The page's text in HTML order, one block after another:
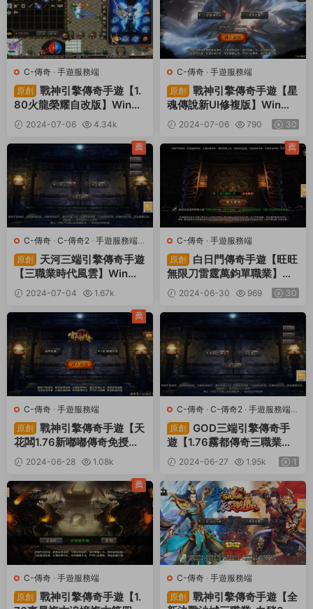
C-傳奇 · 手遊服務端
原創
戰神引擎傳奇手遊【1.
80火龍榮耀自改版】Win一
鍵服務端+安卓蘋果雙端+G
M授權物品後台+視頻架設教
程
2024-07-06
4.34k
C-傳奇 · 手遊服務端
原創
戰神引擎傳奇手遊【星
魂傳說新UI修複版】Win一
鍵服務端+安卓蘋果雙端+G
M授權後台+視頻架設教程
2024-07-06 790 30
C-傳奇 · C-傳奇2 · 手遊服務端·
端遊服務端
原創
天河三端引擎傳奇手遊
【三職業時代風雲】Win一
鍵服務端+安卓蘋果PC三端
+視頻架設教程
2024-07-04
1.67k
薦
C-傳奇 · 手遊服務端
原創
白日門傳奇手遊【旺旺
無限刀雷霆萬鈞單職業】Wi
n一鍵服務端+安卓+多區跨
服+運營後台+源碼+視頻架
設教程
2024-06-30 969 30
薦
C-傳奇 · 手遊服務端
原創
戰神引擎傳奇手遊【天
花闆1.76新嘟嘟傳奇免授權
版】Win一鍵服務端+安卓+
GM授權物品後台+視頻架設
教程
2024-06-28
1.08k
薦
C-傳奇 · C-傳奇2 · 手遊服務端·
端遊服務端
原創
GOD三端引擎傳奇手
遊【1.76霧都傳奇三職業】
Win一鍵服務端+PC安卓互
通客戶端+視頻架設教程
2024-06-27 1.95k 1
C-傳奇 · 手遊服務端
原創
戰神引擎傳奇手遊【1.
薦
C-傳奇 · 手遊服務端
原創
戰神引擎傳奇手遊【全